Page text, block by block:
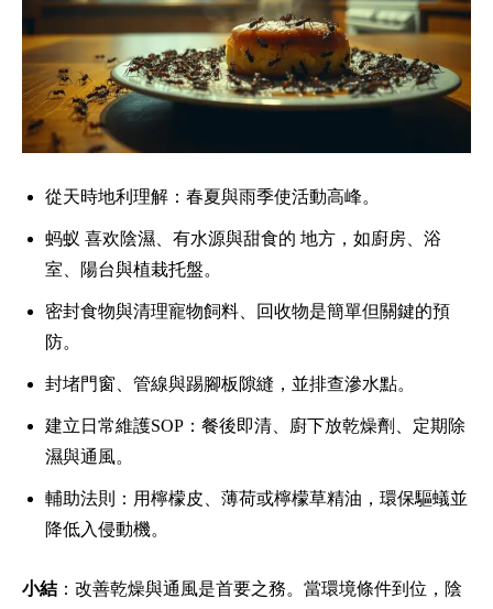
從天時地利理解：春夏與雨季使活動高峰。
蚂蚁 喜欢陰濕、有水源與甜食的 地方，如廚房、浴
室、陽台與植栽托盤。
密封食物與清理寵物飼料、回收物是簡單但關鍵的預
防。
封堵門窗、管線與踢腳板隙縫，並排查滲水點。
建立日常維護SOP：餐後即清、廚下放乾燥劑、定期除
濕與通風。
輔助法則：用檸檬皮、薄荷或檸檬草精油，環保驅蟻並
降低入侵動機。
小結 ：改善乾燥與通風是首要之務。當環境條件到位，陰